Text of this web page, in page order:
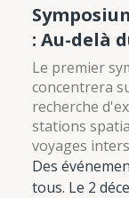
: Au-delà
Le premier
concentrera
recherche
stations
voyages
Des
tous. Le 2